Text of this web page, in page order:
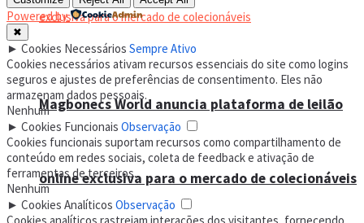
Magbonecs World anuncia plataforma de leilão
online exclusiva para o mercado de colecionáveis
Powered by
✖
► Cookies Necessários Sempre Ativo
Cookies necessários ativam recursos essenciais do site como logins
seguros e ajustes de preferências de consentimento. Eles não
armazenam dados pessoais.
Nenhum
► Cookies Funcionais Observação
Cookies funcionais suportam recursos como compartilhamento de
conteúdo em redes sociais, coleta de feedback e ativação de
ferramentas de terceiros.
Nenhum
► Cookies Analíticos Observação